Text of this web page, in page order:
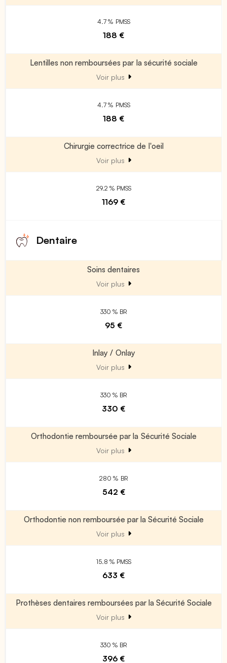
4.7 % PMSS
188 €
Lentilles non remboursées par la sécurité sociale
Voir plus
4.7 % PMSS
188 €
Chirurgie correctrice de l'oeil
Voir plus
29.2 % PMSS
1169 €
Dentaire
Soins dentaires
Voir plus
330 % BR
95 €
Inlay / Onlay
Voir plus
330 % BR
330 €
Orthodontie remboursée par la Sécurité Sociale
Voir plus
280 % BR
542 €
Orthodontie non remboursée par la Sécurité Sociale
Voir plus
15.8 % PMSS
633 €
Prothèses dentaires remboursées par la Sécurité Sociale
Voir plus
330 % BR
396 €